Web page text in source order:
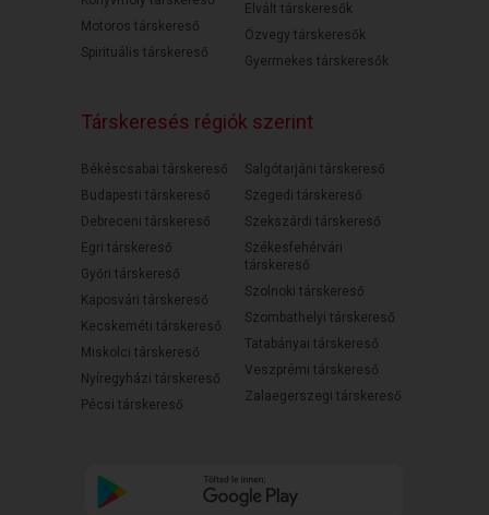
Motoros társkereső
Spirituális társkereső
Elvált társkeresők
Özvegy társkeresők
Gyermekes társkeresők
Társkeresés régiók szerint
Békéscsabai társkereső
Budapesti társkereső
Debreceni társkereső
Egri társkereső
Győri társkereső
Kaposvári társkereső
Kecskeméti társkereső
Miskolci társkereső
Nyíregyházi társkereső
Pécsi társkereső
Salgótarjáni társkereső
Szegedi társkereső
Szekszárdi társkereső
Székesfehérvári
társkereső
Szolnoki társkereső
Szombathelyi társkereső
Tatabányai társkereső
Veszprémi társkereső
Zalaegerszegi társkereső